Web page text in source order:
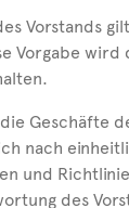
Vorstands
Vorgabe wird
Geschäfte
nach
und
des